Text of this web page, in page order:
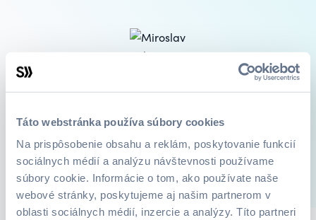
Táto webstránka používa súbory cookies
Na prispôsobenie obsahu a reklám, poskytovanie funkcií
sociálnych médií a analýzu návštevnosti používame
súbory cookie. Informácie o tom, ako používate naše
webové stránky, poskytujeme aj našim partnerom v
oblasti sociálnych médií, inzercie a analýzy. Títo partneri
Miroslav Beka
Kurzy 3 O mne